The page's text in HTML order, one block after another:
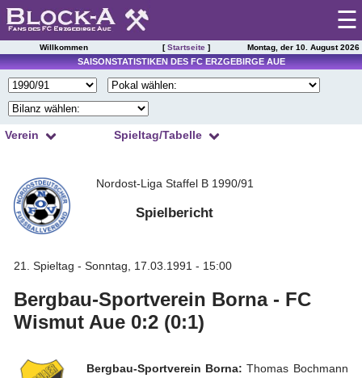
Startseite
Spieltag
|
Tabelle
Presseschau
Saisonstatistik
Ergebnisarchiv
Spielerarchiv
☰
Willkommen [Startseite] Montag, der 10. August 2026
SAISONSTATISTIKEN DES FC ERZGEBIRGE AUE
Verein
Spielplan
Einsätze
Torschützen
Trainer
Schiedsrichter
Spieltag/Tabelle
5
6 7
8
10 11
25
26 27
28
29
30 31
Nordost-Liga Staffel B 1990/91
Spielbericht
21. Spieltag - Sonntag, 17.03.1991 - 15:00
Bergbau-Sportverein Borna - FC
Wismut Aue 0:2 (0:1)
Bergbau-Sportverein Borna:Thomas Bochmann